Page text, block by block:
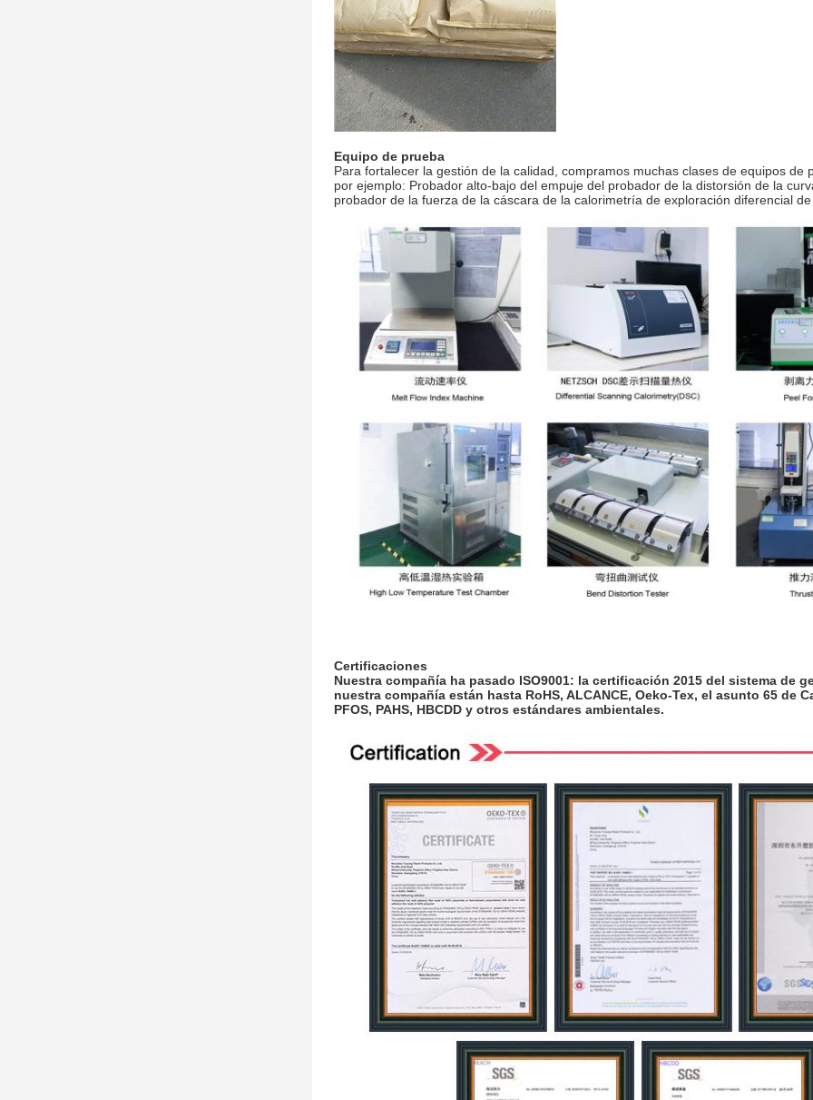
Equipo de prueba
Para fortalecer la gestión de la calidad, compramos muchas clases de equipos de
por ejemplo: Probador alto-bajo del empuje del probador de la distorsión de la
probador de la fuerza de la cáscara de la calorimetría de exploración diferencial
Certificaciones
Nuestra compañía ha pasado ISO9001: la certificación 2015 del sistema de
nuestra compañía están hasta RoHS, ALCANCE, Oeko-Tex, el asunto 65 de
PFOS, PAHS, HBCDD y otros estándares ambientales.